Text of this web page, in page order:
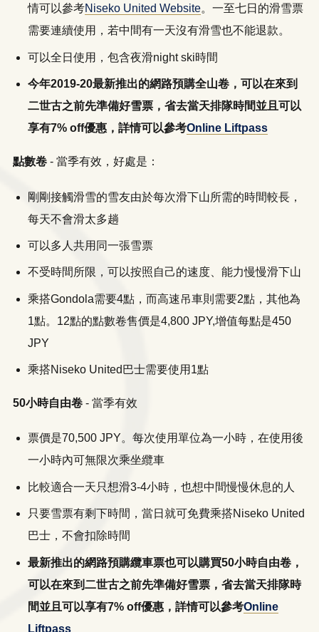
情可以參考Niseko United Website。一至七日的滑雪票
需要連續使用，若中間有一天沒有滑雪也不能退款。
可以全日使用，包含夜滑night ski時間
今年2019-20最新推出的網路預購全山卷，可以在來到
二世古之前先準備好雪票，省去當天排隊時間並且可以
享有7% off優惠，詳情可以參考Online Liftpass
點數卷- 當季有效，好處是：
剛剛接觸滑雪的雪友由於每次滑下山所需的時間較長，
每天不會滑太多趟
可以多人共用同一張雪票
不受時間所限，可以按照自己的速度、能力慢慢滑下山
乘搭Gondola需要4點，而高速吊車則需要2點，其他為
1點。12點的點數卷售價是4,800 JPY,增值每點是450
JPY
乘搭Niseko United巴士需要使用1點
50小時自由卷- 當季有效
票價是70,500 JPY。每次使用單位為一小時，在使用後
一小時內可無限次乘坐纜車
比較適合一天只想滑3-4小時，也想中間慢慢休息的人
只要雪票有剩下時間，當日就可免費乘搭Niseko United
巴士，不會扣除時間
最新推出的網路預購纜車票也可以購買50小時自由卷，
可以在來到二世古之前先準備好雪票，省去當天排隊時
間並且可以享有7% off優惠，詳情可以參考Online
Liftpass